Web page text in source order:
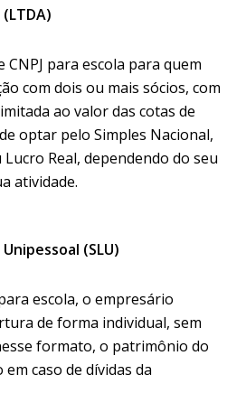
CNPJ para escola para quem
com dois ou mais sócios, com
ao valor das cotas de
optar pelo Simples Nacional,
Real, dependendo do seu
atividade.
(SLU)
escola, o empresário
de forma individual, sem
formato, o patrimônio do
caso de dívidas da